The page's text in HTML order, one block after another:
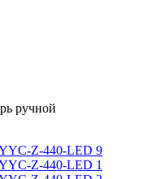
ручной